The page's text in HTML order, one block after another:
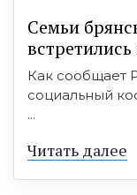
Семьи
Как сообщает
социальный
...
Читать далее